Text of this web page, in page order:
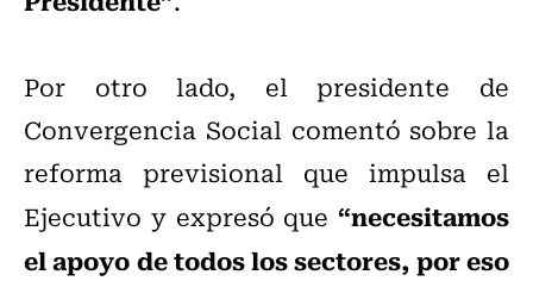
Por otro lado, el presidente de
Convergencia Social comentó sobre la
reforma previsional que impulsa el
Ejecutivo y expresó que “necesitamos
el apoyo de todos los sectores, por eso